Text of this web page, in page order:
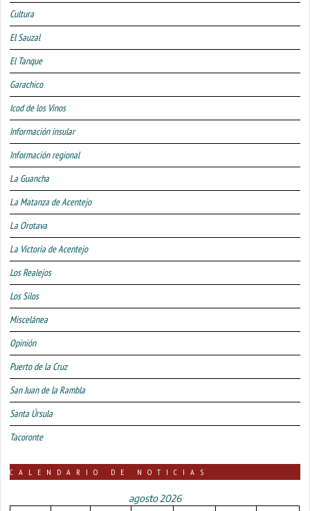
Cultura
El Sauzal
El Tanque
Garachico
Icod de los Vinos
Información insular
Información regional
La Guancha
La Matanza de Acentejo
La Orotava
La Victoria de Acentejo
Los Realejos
Los Silos
Miscelánea
Opinión
Puerto de la Cruz
San Juan de la Rambla
Santa Úrsula
Tacoronte
CALENDARIO DE NOTICIAS
agosto 2026